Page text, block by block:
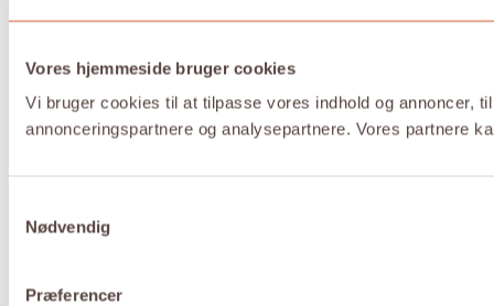
Vores hjemmeside bruger cookies
Vi bruger cookies til at tilpasse vores indhold og annoncer,
annonceringspartnere og analysepartnere. Vores partnere
Nødvendig
Præferencer